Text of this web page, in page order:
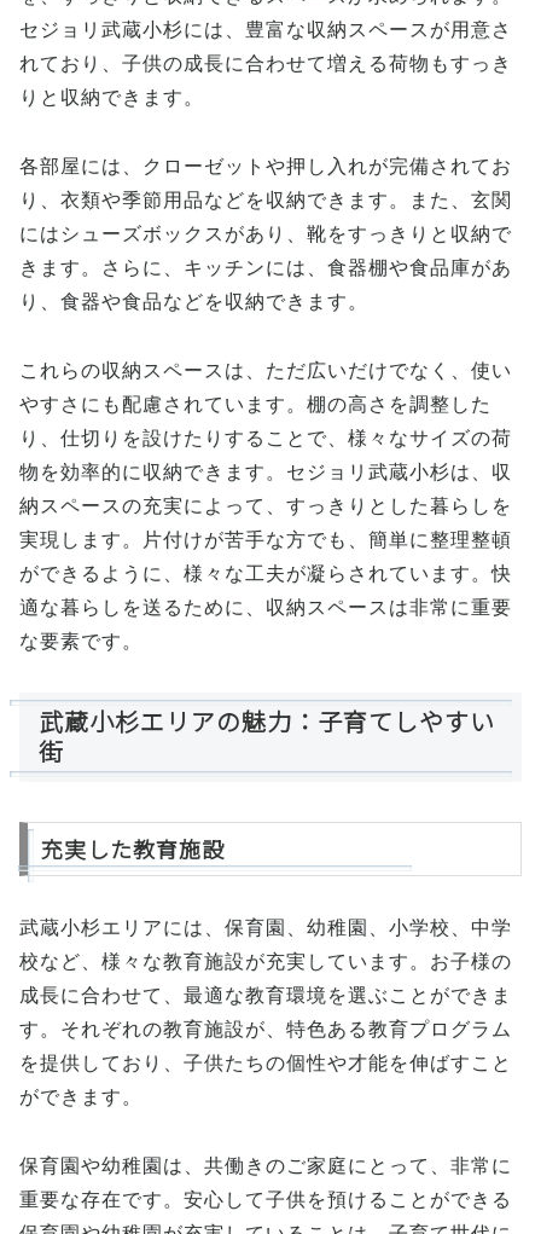
セジョリ武蔵小杉には、豊富な収納スペースが用意さ
れており、子供の成長に合わせて増える荷物もすっき
りと収納できます。
各部屋には、クローゼットや押し入れが完備されてお
り、衣類や季節用品などを収納できます。また、玄関
にはシューズボックスがあり、靴をすっきりと収納で
きます。さらに、キッチンには、食器棚や食品庫があ
り、食器や食品などを収納できます。
これらの収納スペースは、ただ広いだけでなく、使い
やすさにも配慮されています。棚の高さを調整した
り、仕切りを設けたりすることで、様々なサイズの荷
物を効率的に収納できます。セジョリ武蔵小杉は、収
納スペースの充実によって、すっきりとした暮らしを
実現します。片付けが苦手な方でも、簡単に整理整頓
ができるように、様々な工夫が凝らされています。快
適な暮らしを送るために、収納スペースは非常に重要
な要素です。
武蔵小杉エリアの魅力：子育てしやすい
街
充実した教育施設
武蔵小杉エリアには、保育園、幼稚園、小学校、中学
校など、様々な教育施設が充実しています。お子様の
成長に合わせて、最適な教育環境を選ぶことができま
す。それぞれの教育施設が、特色ある教育プログラム
を提供しており、子供たちの個性や才能を伸ばすこと
ができます。
保育園や幼稚園は、共働きのご家庭にとって、非常に
重要な存在です。安心して子供を預けることができる